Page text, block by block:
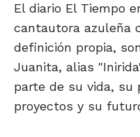
El diario El Tiempo
cantautora azuleña
definición propia,
Juanita, alias
parte de su vida, su
proyectos y su